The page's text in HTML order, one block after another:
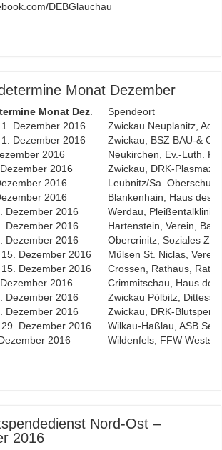
DEBGlauchau
Monat Dezember
Monat Dez
Spendeort
Dezember 2016
Zwickau Neuplanitz,
Dezember 2016
Zwickau, BSZ BAU-&
2016
Neukirchen, Ev.-Luth.
2016
Zwickau, DRK-
2016
Leubnitz/Sa.
2016
Blankenhain, Haus des
Dezember 2016
Werdau,
Dezember 2016
Hartenstein, Verein,
Dezember 2016
Obercrinitz, Soziales
Dezember 2016
Mülsen St. Niclas,
Dezember 2016
Crossen, Rathaus,
2016
Crimmitschau, Haus der
Dezember 2016
Zwickau Pölbitz,
Dezember 2016
Zwickau, DRK-
Dezember 2016
Wilkau-Haßlau, ASB
2016
Wildenfels, FFW
Nord-Ost –
2016